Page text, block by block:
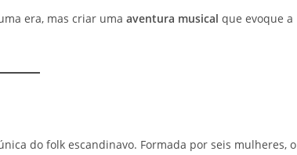
era, mas criar uma aventura musical que evoque a
do folk escandinavo. Formada por seis mulheres, o